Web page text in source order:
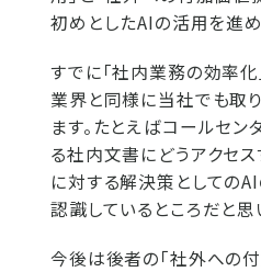
初めとしたAIの活用を進め
すでに「社内業務の効率化
業界と同様に当社でも取
ます。たとえばコールセ
る社内文書にどうアクセス
に対する解決策としての
認識しているところだと思
今後は後者の「社外への